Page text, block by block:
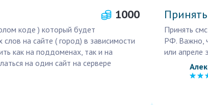
1000
коде ) который будет
на сайте ( город) в зависимости
как на поддоменах, так и на
на один сайт на сервере
Принять
РФ. Важно,
или апреле